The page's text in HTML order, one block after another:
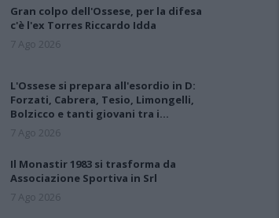
Gran colpo dell'Ossese, per la difesa
c'è l'ex Torres Riccardo Idda
7 Ago 2026
L'Ossese si prepara all'esordio in D:
Forzati, Cabrera, Tesio, Limongelli,
Bolzicco e tanti giovani tra i…
7 Ago 2026
Il Monastir 1983 si trasforma da
Associazione Sportiva in Srl
7 Ago 2026